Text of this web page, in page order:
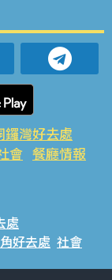
鑼灣好去處
會 餐廳情報
處
好去處 社會